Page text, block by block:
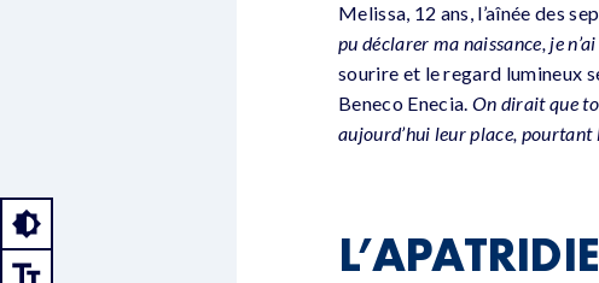
Melissa, 12 ans, l’aînée des
pu déclarer ma naissance, je
sourire et le regard lumineux
Beneco Enecia. On dirait que
aujourd’hui leur place, pourtant